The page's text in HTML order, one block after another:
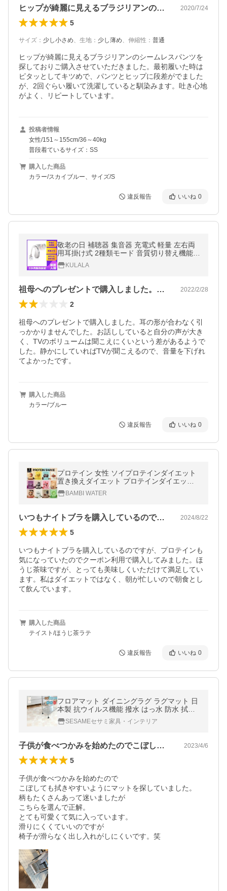
ヒップが綺麗に見えるブラジリアンのシー… 2020/7/24
5
サイズ ： 少し小さめ、 生地 ： 少し薄め、 伸縮性 ： 普通
ヒップが綺麗に見えるブラジリアンのシームレスパンツを
探しておりご購入させていただきました。最初履いた時は
ピタッとしてキツめで、パンツとヒップに段差がでました
が、2回ぐらい履いて洗濯していると馴染みます。吐き心地
がよく、リピートしています。
投稿者情報
女性/151～155cm/36～40kg
普段着ているサイズ：SS
購入した商品
カラー/スカイブルー、サイズ/S
違反報告 いいね 0
敬老の日 補聴器 集音器 充電式 軽量 左右両
用耳掛け式 2種類モード 音質切り替え機能を
搭載 両親 高齢者用
KULALA
祖母へのプレゼントで購入しました。耳の… 2022/2/28
2
祖母へのプレゼントで購入しました。耳の形が合わなく引
っかかりませんでした。お話ししていると自分の声が大き
く、TVのボリュームは聞こえにくいという差があるようで
した。静かにしていればTVが聞こえるので、音量を下げれ
てよかったです。
購入した商品
カラー/ブルー
違反報告 いいね 0
プロテイン 女性 ソイプロテインダイエット
置き換えダイエット プロテインダイエット
ホエイプロテイン 無添加 バンビウォーター
爆買 春夏
BAMBI WATER
いつもナイトブラを購入しているのですが… 2024/8/22
5
いつもナイトブラを購入しているのですが、プロテインも
気になっていたのでクーポン利用で購入してみました。ほ
うじ茶味ですが、とっても美味しくいただけて満足してい
ます。私はダイエットではなく、朝が忙しいので朝食とし
て飲んでいます。
購入した商品
テイスト/ほうじ茶ラテ
違反報告 いいね 0
フロアマット ダイニングラグ ラグマット 日
本製 抗ウイルス機能 撥水 はっ水 防水 拭け
る ラグ マット クッションフロア 北欧 木目
選べる縁タイプ 182×180cm
SESAMEセサミ家具・インテリア
子供が食べつかみを始めたのでこぼしても… 2023/4/6
5
子供が食べつかみを始めたので
こぼしても拭きやすいようにマットを探していました。
柄もたくさんあって迷いましたが
こちらを選んで正解。
とても可愛くて気に入っています。
滑りにくくていいのですが
椅子が滑らなく出し入れがしにくいです。笑